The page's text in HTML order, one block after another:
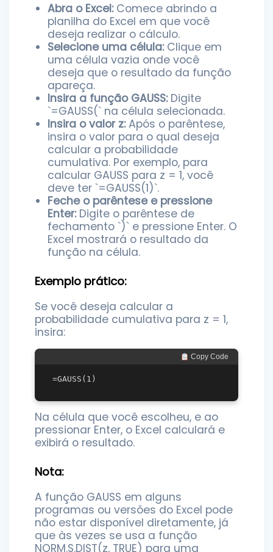
Abra o Excel:Comece abrindo a
planilha do Excel em que você
deseja realizar o cálculo.
Selecione uma célula:Clique em
uma célula vazia onde você
deseja que o resultado da função
apareça.
Insira a função GAUSS:Digite
`=GAUSS(` na célula selecionada.
Insira o valor z:Após o parêntese,
insira o valor para o qual deseja
calcular a probabilidade
cumulativa. Por exemplo, para
calcular GAUSS para z = 1, você
deve ter `=GAUSS(1)`.
Feche o parêntese e pressione
Enter:Digite o parêntese de
fechamento `)` e pressione Enter. O
Excel mostrará o resultado da
função na célula.
Exemplo prático:
Se você deseja calcular a
probabilidade cumulativa para z = 1,
insira:
Copy Code
Na célula que você escolheu, e ao
pressionar Enter, o Excel calculará e
exibirá o resultado.
Nota:
A função GAUSS em alguns
programas ou versões do Excel pode
não estar disponível diretamente, já
que às vezes se usa a função
NORM.S.DIST(z, TRUE) para uma